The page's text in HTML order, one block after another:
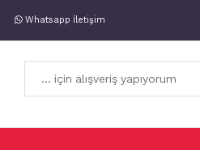
Whatsapp İletişim